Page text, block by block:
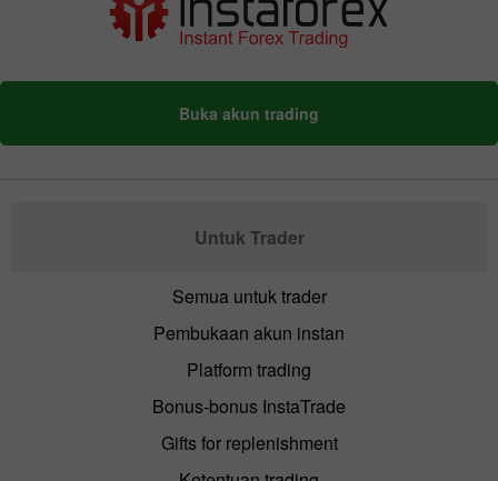
Buka akun trading
Untuk Trader
Semua untuk trader
Pembukaan akun instan
Platform trading
Bonus-bonus InstaTrade
Gifts for replenishment